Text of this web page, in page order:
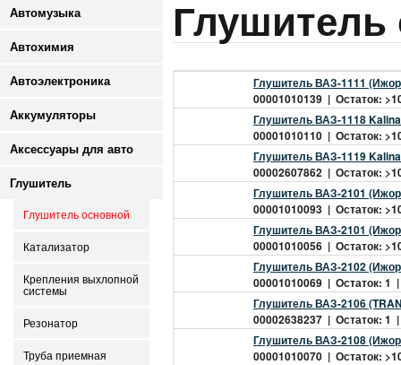
Автомузыка
Автохимия
Автоэлектроника
Аккумуляторы
Аксессуары для авто
Глушитель
Глушитель основной
Катализатор
Крепления выхлопной
системы
Резонатор
Труба приемная
Глушитель
Глушитель ВАЗ-1111
00001010139 | Остаток:
Глушитель ВАЗ-1118
00001010110 | Остаток:
Глушитель ВАЗ-1119
00002607862 | Остаток:
Глушитель ВАЗ-2101
00001010093 | Остаток:
Глушитель ВАЗ-2101
00001010056 | Остаток:
Глушитель ВАЗ-2102
00001010069 | Остаток: 1
Глушитель ВАЗ-2106
00002638237 | Остаток: 1
Глушитель ВАЗ-2108
00001010070 | Остаток: